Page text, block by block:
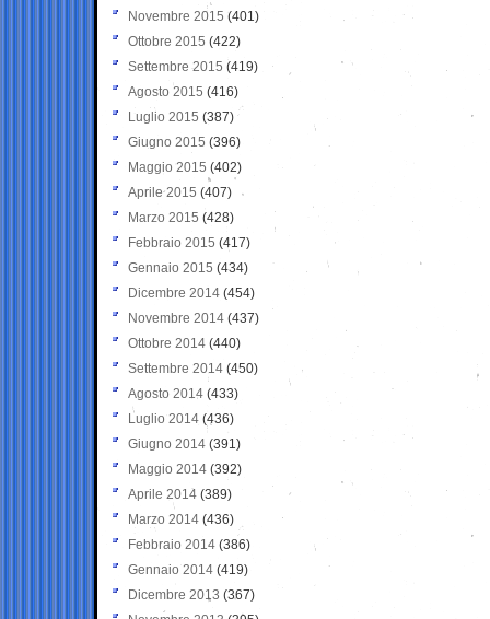
Novembre 2015 (401)
Ottobre 2015 (422)
Settembre 2015 (419)
Agosto 2015 (416)
Luglio 2015 (387)
Giugno 2015 (396)
Maggio 2015 (402)
Aprile 2015 (407)
Marzo 2015 (428)
Febbraio 2015 (417)
Gennaio 2015 (434)
Dicembre 2014 (454)
Novembre 2014 (437)
Ottobre 2014 (440)
Settembre 2014 (450)
Agosto 2014 (433)
Luglio 2014 (436)
Giugno 2014 (391)
Maggio 2014 (392)
Aprile 2014 (389)
Marzo 2014 (436)
Febbraio 2014 (386)
Gennaio 2014 (419)
Dicembre 2013 (367)